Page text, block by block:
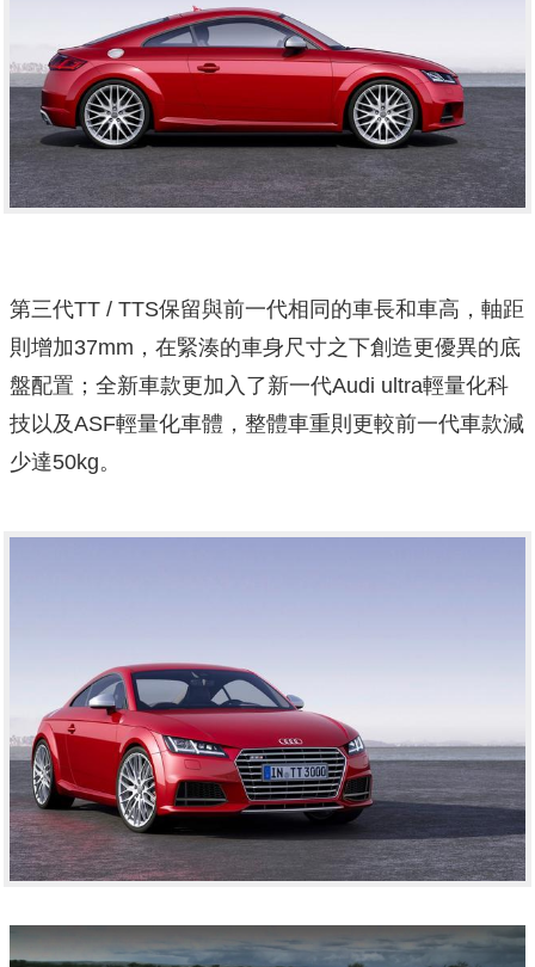
第三代TT / TTS保留與前一代相同的車長和車高，軸距
則增加37mm，在緊湊的車身尺寸之下創造更優異的底
盤配置；全新車款更加入了新一代Audi ultra輕量化科
技以及ASF輕量化車體，整體車重則更較前一代車款減
少達50kg。